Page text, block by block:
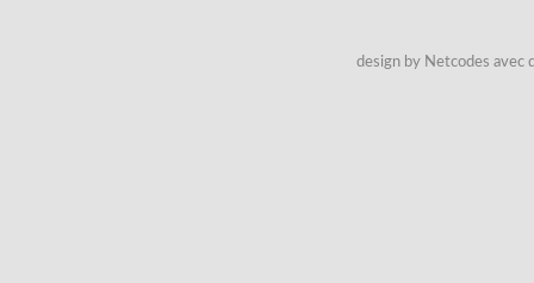
design by Netcodes avec